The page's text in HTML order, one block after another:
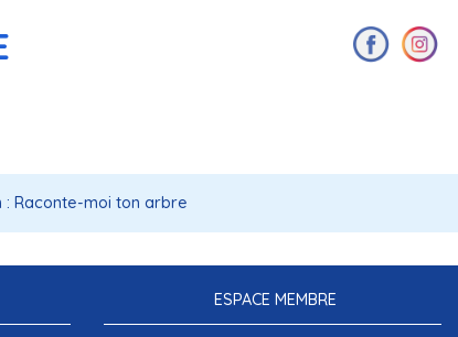
: Raconte-moi ton arbre
ESPACE MEMBRE